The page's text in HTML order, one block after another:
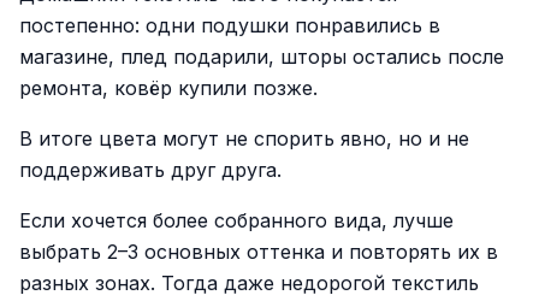
постепенно: одни подушки понравились в
магазине, плед подарили, шторы остались после
ремонта, ковёр купили позже.
В итоге цвета могут не спорить явно, но и не
поддерживать друг друга.
Если хочется более собранного вида, лучше
выбрать 2–3 основных оттенка и повторять их в
разных зонах. Тогда даже недорогой текстиль